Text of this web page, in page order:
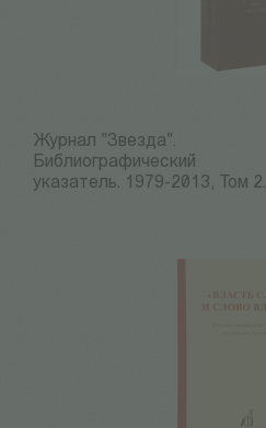
Журнал "Звезда".
Библиографический
указатель. 1979-2013, Том 2.